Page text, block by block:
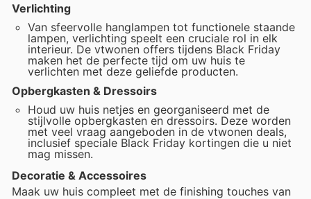
Verlichting
Van sfeervolle hanglampen tot functionele staande
lampen, verlichting speelt een cruciale rol in elk
interieur. De vtwonen offers tijdens Black Friday
maken het de perfecte tijd om uw huis te
verlichten met deze geliefde producten.
Opbergkasten & Dressoirs
Houd uw huis netjes en georganiseerd met de
stijlvolle opbergkasten en dressoirs. Deze worden
met veel vraag aangeboden in de vtwonen deals,
inclusief speciale Black Friday kortingen die u niet
mag missen.
Decoratie & Accessoires
Maak uw huis compleet met de finishing touches van